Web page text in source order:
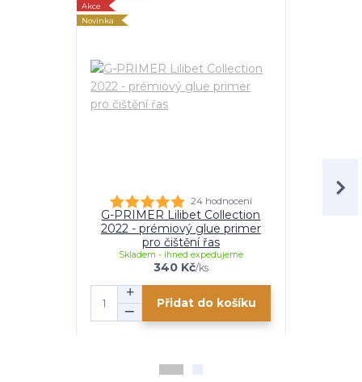
Akce
Novinka
24 hodnocení
G-PRIMER Lilibet Collection
2022 - prémiový glue primer
pro čištění řas
340 Kč/ks
Skladem - ihned expedujeme
Přidat do košíku